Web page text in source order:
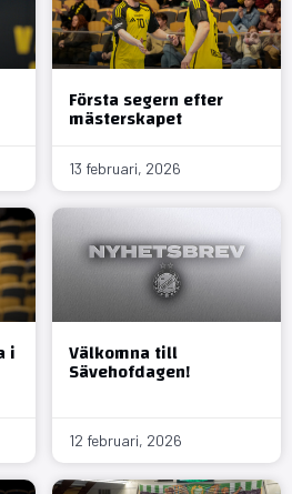
Första segern efter
mästerskapet
13 februari, 2026
i Välkomna till
Sävehofdagen!
12 februari, 2026